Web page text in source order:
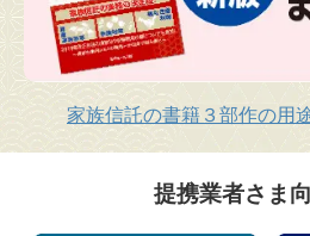
家族信託の書籍３部作の用
提携業者さま